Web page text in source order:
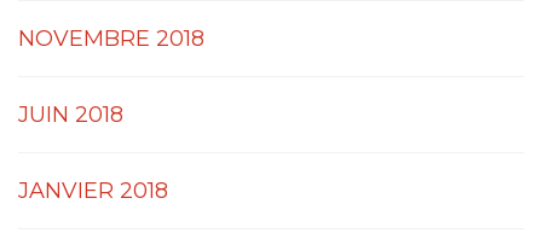
NOVEMBRE 2018
JUIN 2018
JANVIER 2018